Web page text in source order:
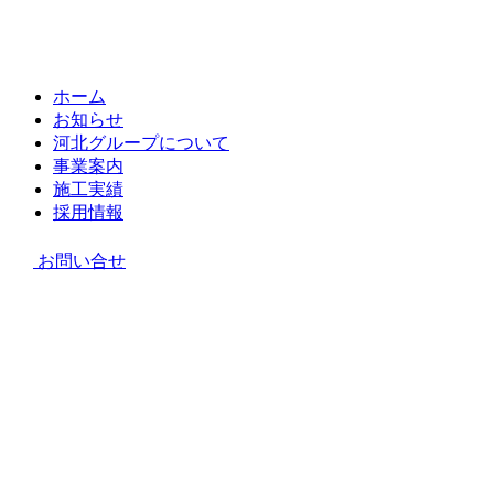
ホーム
お知らせ
河北グループについて
事業案内
施工実績
採用情報
お問い合せ